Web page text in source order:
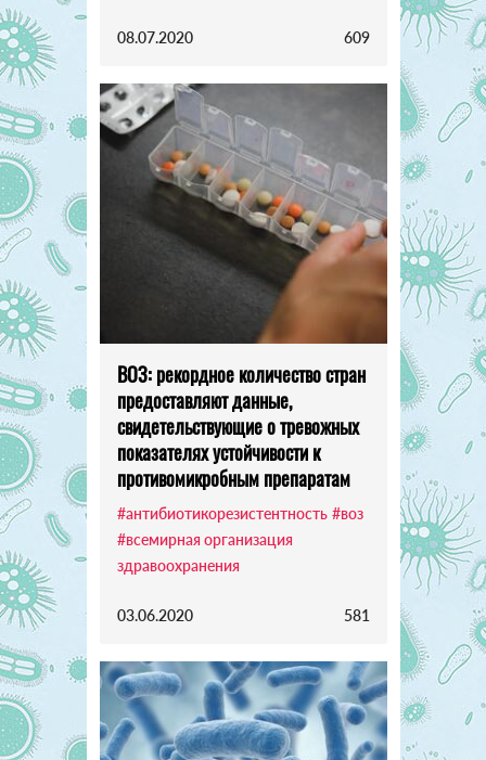
08.07.2020 609
ВОЗ: рекордное количество стран
предоставляют данные,
свидетельствующие о тревожных
показателях устойчивости к
противомикробным препаратам
#антибиотикорезистентность #воз
#всемирная организация
здравоохранения
03.06.2020 581